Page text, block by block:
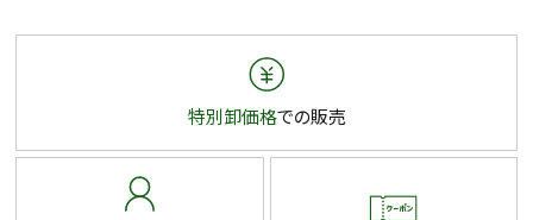
特別卸価格での販売